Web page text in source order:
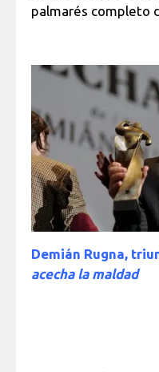
palmarés completo
Demián Rugna,
acecha la maldad